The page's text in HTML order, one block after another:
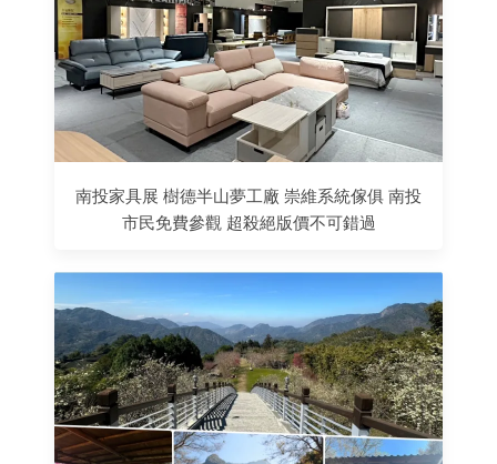
南投家具展 樹德半山夢工廠 崇維系統傢俱 南投
市民免費參觀 超殺絕版價不可錯過